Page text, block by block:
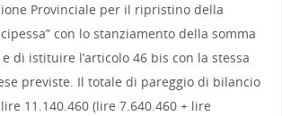
Provinciale per il ripristino della
con lo stanziamento della somma
di istituire l’articolo 46 bis con la stessa
previste. Il totale di pareggio di bilancio
11.140.460 (lire 7.640.460 + lire